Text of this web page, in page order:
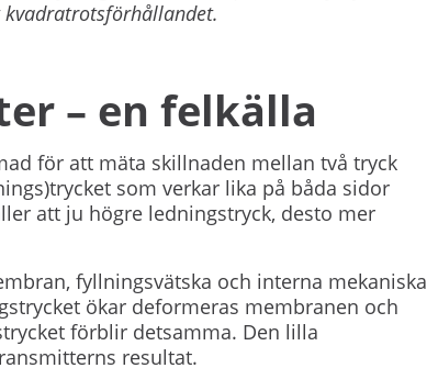
– en felkälla
för att mäta skillnaden mellan två tryck
som verkar lika på båda sidor
att ju högre ledningstryck, desto mer
fyllningsvätska och interna mekaniska
ökar deformeras membranen och
förblir detsamma. Den lilla
resultat.